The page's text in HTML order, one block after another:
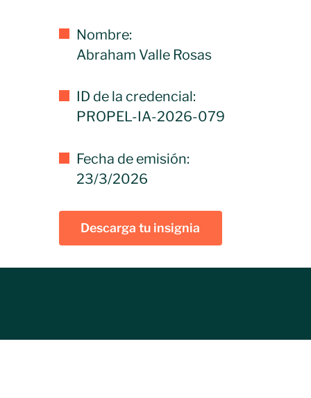
Nombre:
Abraham Valle Rosas
ID de la credencial:
PROPEL-IA-2026-079
Fecha de emisión:
23/3/2026
Descarga tu insignia